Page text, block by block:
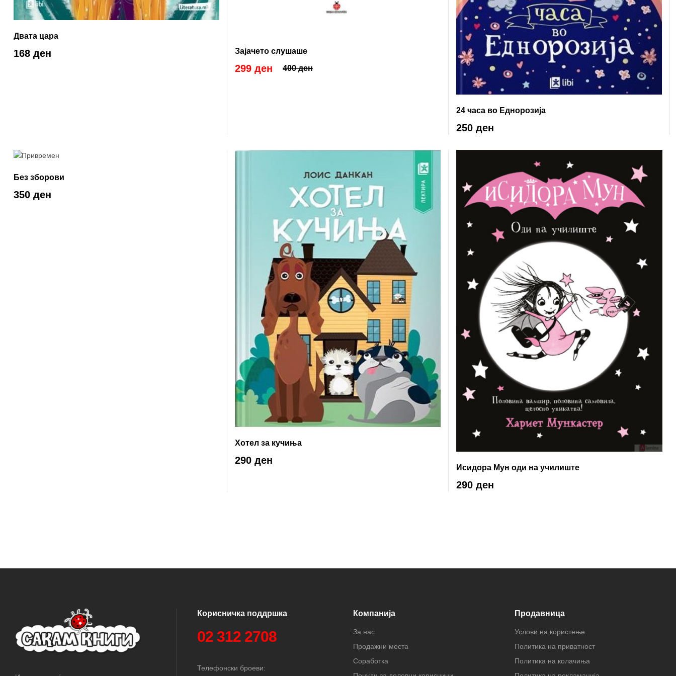
Двата цара
168 ден
Зајачето слушаше
400 ден
299 ден
24 часа во Еднорозија
250 ден
Без зборови
350 ден
Хотел за кучиња
290 ден
Исидора Мун оди на училиште
290 ден
Корисничка поддршка
02 312 2708
Телефонски броеви:
Компанија
За нас
Продажни места
Соработка
Продавница
Услови на користење
Политика на приватност
Политика на колачиња